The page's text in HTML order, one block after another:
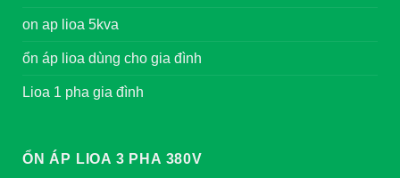
on ap lioa 5kva
ổn áp lioa dùng cho gia đình
Lioa 1 pha gia đình
ỔN ÁP LIOA 3 PHA 380V